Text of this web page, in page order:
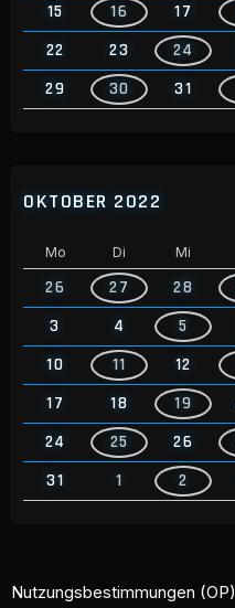
15
16 17
22
23 24
29
30 31
OKTOBER 2022
Mo Di Mi
26 27 28
3
4 5
10
11 12
17
18 19
24
25 26
31
1 2
Nutzungsbestimmungen (OP)